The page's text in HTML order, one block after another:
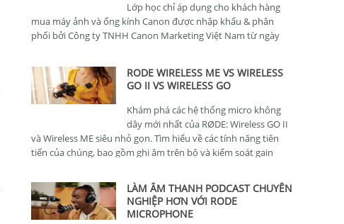
Lớp học chỉ áp dụng cho khách hàng
mua máy ảnh và ống kính Canon được nhập khẩu & phân
phối bởi Công ty TNHH Canon Marketing Việt Nam từ ngày
RODE WIRELESS ME VS WIRELESS
GO II VS WIRELESS GO
Khám phá các hệ thống micro không
dây mới nhất của RØDE: Wireless GO II
và Wireless ME siêu nhỏ gọn. Tìm hiểu về các tính năng tiên
tiến của chúng, bao gồm ghi âm trên bộ và kiểm soát gain
LÀM ÂM THANH PODCAST CHUYÊN
NGHIỆP HƠN VỚI RODE
MICROPHONE